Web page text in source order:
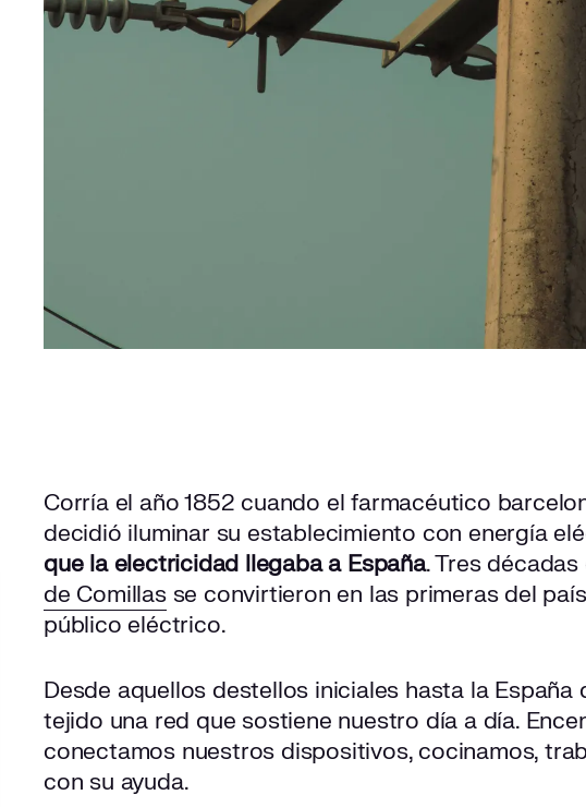
Corría el año 1852 cuando el farmacéutico
decidió iluminar su establecimiento con energía
que la electricidad llegaba a España. Tres décadas
de Comillasse convirtieron en las primeras del
público eléctrico.
Desde aquellos destellos iniciales hasta la España
tejido una red que sostiene nuestro día a día.
conectamos nuestros dispositivos, cocinamos,
con su ayuda.